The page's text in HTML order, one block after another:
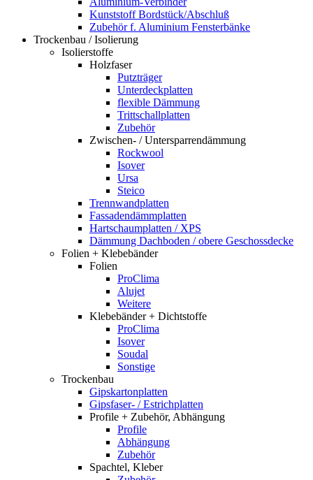
Kunststoff Bordstück/Abschluß
Zubehör f. Aluminium Fensterbänke
Trockenbau / Isolierung
Isolierstoffe
Holzfaser
Putzträger
Unterdeckplatten
flexible Dämmung
Trittschallplatten
Zubehör
Zwischen- / Untersparrendämmung
Rockwool
Isover
Ursa
Steico
Trennwandplatten
Fassadendämmplatten
Hartschaumplatten / XPS
Dämmung Dachboden / obere Geschossdecke
Folien + Klebebänder
Folien
ProClima
Alujet
Weitere
Klebebänder + Dichtstoffe
ProClima
Isover
Soudal
Sonstige
Trockenbau
Gipskartonplatten
Gipsfaser- / Estrichplatten
Profile + Zubehör, Abhängung
Profile
Abhängung
Zubehör
Spachtel, Kleber